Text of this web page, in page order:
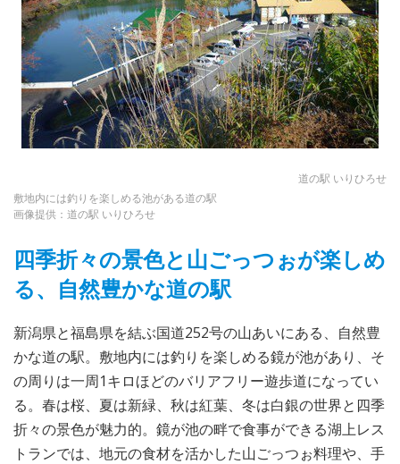
道の駅 いりひろせ
敷地内には釣りを楽しめる池がある道の駅
画像提供：道の駅 いりひろせ
四季折々の景色と山ごっつぉが楽しめ
る、自然豊かな道の駅
新潟県と福島県を結ぶ国道252号の山あいにある、自然豊
かな道の駅。敷地内には釣りを楽しめる鏡が池があり、そ
の周りは一周1キロほどのバリアフリー遊歩道になってい
る。春は桜、夏は新緑、秋は紅葉、冬は白銀の世界と四季
折々の景色が魅力的。鏡が池の畔で食事ができる湖上レス
トランでは、地元の食材を活かした山ごっつぉ料理や、手